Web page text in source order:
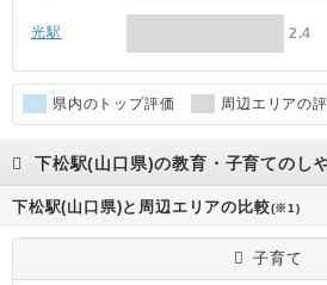
光駅 2.4
県内のトップ評価 周辺エリアの
下松駅(山口県)の教育・子育てのし
下松駅(山口県)と周辺エリアの比較(※1)
子育て